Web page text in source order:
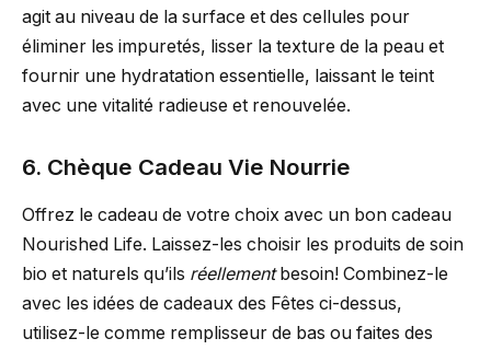
agit au niveau de la surface et des cellules pour
éliminer les impuretés, lisser la texture de la peau et
fournir une hydratation essentielle, laissant le teint
avec une vitalité radieuse et renouvelée.
6. Chèque Cadeau Vie Nourrie
Offrez le cadeau de votre choix avec un bon cadeau
Nourished Life. Laissez-les choisir les produits de soin
bio et naturels qu’ils réellementbesoin! Combinez-le
avec les idées de cadeaux des Fêtes ci-dessus,
utilisez-le comme remplisseur de bas ou faites des